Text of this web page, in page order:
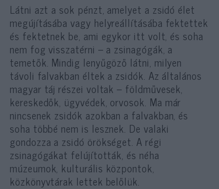
Látni azt a sok pénzt, amelyet a zsidó élet
megújításába vagy helyreállításába fektettek
és fektetnek be, ami egykor itt volt, és soha
nem fog visszatérni – a zsinagógák, a
temetők. Mindig lenyűgöző látni, milyen
távoli falvakban éltek a zsidók. Az általános
magyar táj részei voltak – földművesek,
kereskedők, ügyvédek, orvosok. Ma már
nincsenek zsidók azokban a falvakban, és
soha többé nem is lesznek. De valaki
gondozza a zsidó örökséget. A régi
zsinagógákat felújították, és néha
múzeumok, kulturális központok,
közkönyvtárak lettek belőlük.